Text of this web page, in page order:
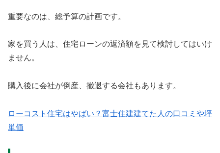
重要なのは、総予算の計画です。
家を買う人は、住宅ローンの返済額を見て検討してはいけ
ません。
購入後に会社が倒産、撤退する会社もあります。
ローコスト住宅はやばい？富士住建建てた人の口コミや坪
単価